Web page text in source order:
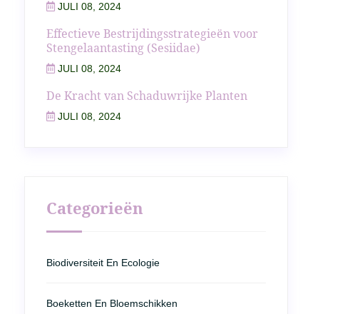
JULI 08, 2024
Effectieve Bestrijdingsstrategieën voor
Stengelaantasting (Sesiidae)
JULI 08, 2024
De Kracht van Schaduwrijke Planten
JULI 08, 2024
Categorieën
Biodiversiteit En Ecologie
Boeketten En Bloemschikken